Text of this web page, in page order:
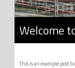
Welcome
This is an example post